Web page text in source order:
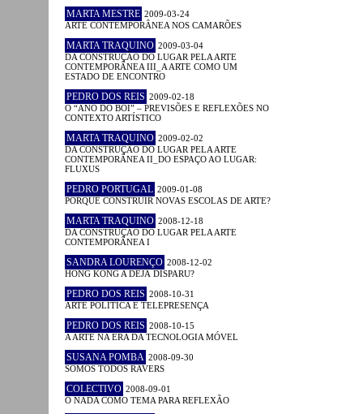
MARTA MESTRE 2009-03-24
ARTE CONTEMPORÂNEA NOS CAMARÕES
MARTA TRAQUINO 2009-03-04
DA CONSTRUÇÃO DO LUGAR PELA ARTE
CONTEMPORÂNEA III_A ARTE COMO UM
ESTADO DE ENCONTRO
PEDRO DOS REIS 2009-02-18
O “ANO DO BOI” – PREVISÕES E REFLEXÕES NO
CONTEXTO ARTÍSTICO
MARTA TRAQUINO 2009-02-02
DA CONSTRUÇÃO DO LUGAR PELA ARTE
CONTEMPORÂNEA II_DO ESPAÇO AO LUGAR:
FLUXUS
PEDRO PORTUGAL 2009-01-08
PORQUÊ CONSTRUIR NOVAS ESCOLAS DE ARTE?
MARTA TRAQUINO 2008-12-18
DA CONSTRUÇÃO DO LUGAR PELA ARTE
CONTEMPORÂNEA I
SANDRA LOURENÇO 2008-12-02
HONG KONG A DÉJÀ DISPARU?
PEDRO DOS REIS 2008-10-31
ARTE POLÍTICA E TELEPRESENÇA
PEDRO DOS REIS 2008-10-15
A ARTE NA ERA DA TECNOLOGIA MÓVEL
SUSANA POMBA 2008-09-30
SOMOS TODOS RAVERS
COLECTIVO 2008-09-01
O NADA COMO TEMA PARA REFLEXÃO